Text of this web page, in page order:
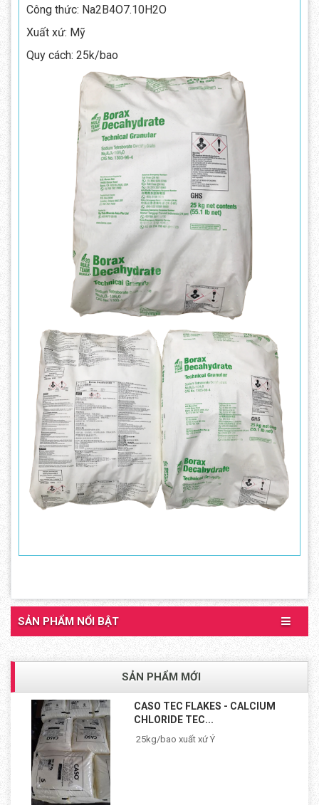
Công thức: Na2B4O7.10H2O
Xuất xứ: Mỹ
Quy cách: 25k/bao
SẢN PHẨM NỔI BẬT
SẢN PHẨM MỚI
CASO TEC FLAKES - CALCIUM
CHLORIDE TEC...
25kg/bao xuất xứ Ý